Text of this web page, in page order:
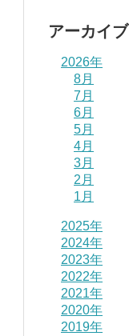
アーカイブ
2026年
8月
7月
6月
5月
4月
3月
2月
1月
2025年
2024年
2023年
2022年
2021年
2020年
2019年